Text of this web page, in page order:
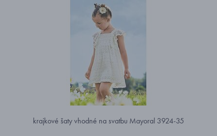
krajkové šaty vhodné na svatbu Mayoral 3924-35